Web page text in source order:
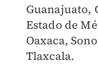
Guanajuato,
Estado de
Oaxaca,
Tlaxcala.